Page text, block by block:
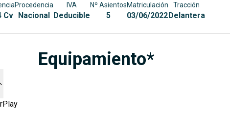
Cv
Procedencia
Nacional
IVA
Deducible
Nº Asientos
5
Matriculación
03/06/2022
Tracción
Delantera
Equipamiento*